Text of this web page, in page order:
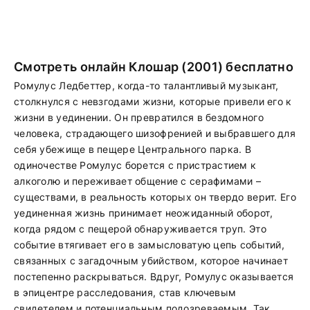
Смотреть онлайн Клошар (2001) бесплатно
Ромулус Ледбеттер, когда-то талантливый музыкант,
столкнулся с невзгодами жизни, которые привели его к
жизни в уединении. Он превратился в бездомного
человека, страдающего шизофренией и выбравшего для
себя убежище в пещере Центрального парка. В
одиночестве Ромулус борется с пристрастием к
алкоголю и переживает общение с серафимами –
существами, в реальность которых он твердо верит. Его
уединенная жизнь принимает неожиданный оборот,
когда рядом с пещерой обнаруживается труп. Это
событие втягивает его в замысловатую цепь событий,
связанных с загадочным убийством, которое начинает
постепенно раскрываться. Вдруг, Ромулус оказывается
в эпицентре расследования, став ключевым